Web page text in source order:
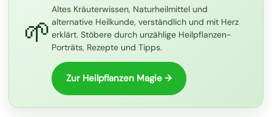
b
o
o
g
a
s
A
p
i
)
🌱
Altes Kräuterwissen, Naturheilmittel und
alternative Heilkunde, verständlich und mit Herz
erklärt. Stöbere durch unzählige Heilpflanzen-
Porträts, Rezepte und Tipps.
Zur Heilpflanzen Magie →